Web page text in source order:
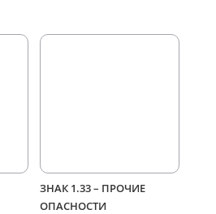
ЗНАК 1.33 – ПРОЧИЕ
ОПАСНОСТИ